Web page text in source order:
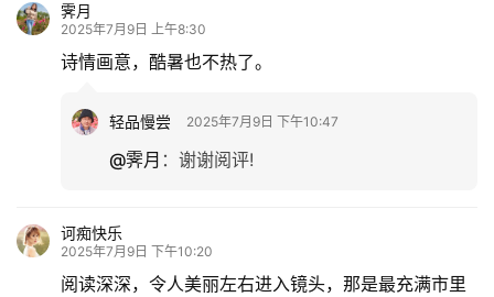
霁月
2025年7月9日 上午8:30
诗情画意，酷暑也不热了。
轻品慢尝 2025年7月9日 下午10:47
@霁月 ： 谢谢阅评!
诃痴快乐
2025年7月9日 下午10:20
阅读深深，令人美丽左右进入镜头，那是最充满市里